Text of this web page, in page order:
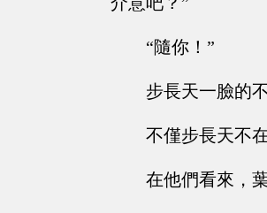
“隨你！”
步長天一臉的
不僅步長天不
在他們看來，